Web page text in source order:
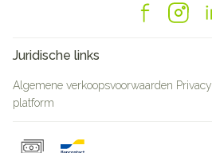
Juridische links
Algemene verkoopsvoorwaarden
platform